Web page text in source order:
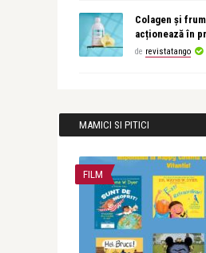
Colagen și
acționează în
de revistatango
MAMICI SI PITICI
FILM